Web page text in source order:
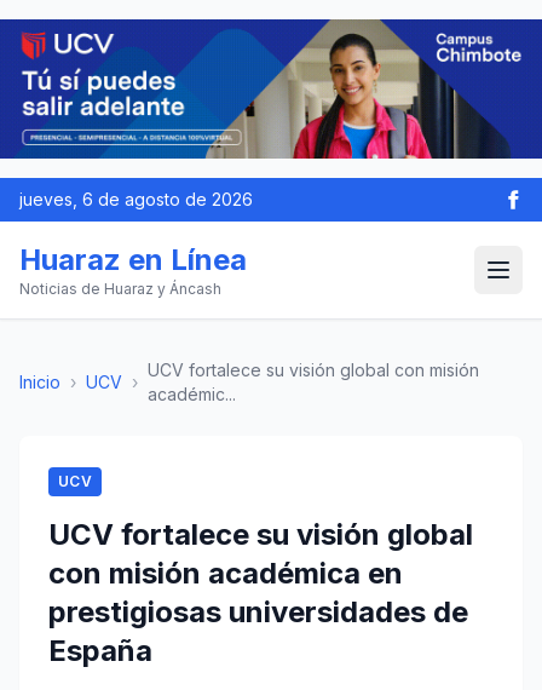
jueves, 6 de agosto de 2026
Huaraz en Línea
Noticias de Huaraz y Áncash
Inicio › UCV ›
UCV fortalece su visión global con misión
académic...
UCV
UCV fortalece su visión global
con misión académica en
prestigiosas universidades de
España